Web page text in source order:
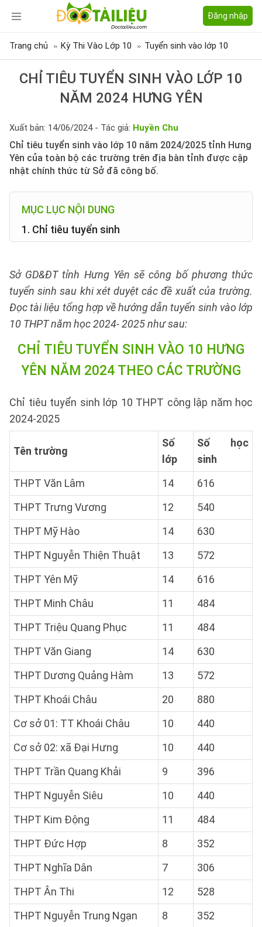
Đăng nhập
Trang chủ Kỳ Thi Vào Lớp 10 Tuyển sinh vào lớp 10
CHỈ TIÊU TUYỂN SINH VÀO LỚP 10
NĂM 2024 HƯNG YÊN
Xuất bản: 14/06/2024 - Tác giả: Huyền Chu
Chỉ tiêu tuyển sinh vào lớp 10 năm 2024/2025 tỉnh Hưng
Yên của toàn bộ các trường trên địa bàn tỉnh được cập
nhật chính thức từ Sở đã công bố.
MỤC LỤC NỘI DUNG
1. Chỉ tiêu tuyển sinh
Sở GD&ĐT tỉnh Hưng Yên sẽ công bố phương thức
tuyển sinh sau khi xét duyệt các đề xuất của trường.
Đọc tài liệu tổng hợp về hướng dẫn tuyển sinh vào lớp
10 THPT năm học 2024- 2025 như sau:
CHỈ TIÊU TUYỂN SINH VÀO 10 HƯNG
YÊN NĂM 2024 THEO CÁC TRƯỜNG
Chỉ tiêu tuyển sinh lớp 10 THPT công lập năm học
2024-2025
Tên trường
Số
lớp
Số học
sinh
THPT Văn Lâm
14
616
THPT Trưng Vương
12
540
THPT Mỹ Hào
14
630
THPT Nguyễn Thiện Thuật
13
572
THPT Yên Mỹ
14
616
THPT Minh Châu
11
484
THPT Triệu Quang Phục
11
484
THPT Văn Giang
14
630
THPT Dương Quảng Hàm
13
572
THPT Khoái Châu
20
880
Cơ sở 01: TT Khoái Châu
10
440
Cơ sở 02: xã Đại Hưng
10
440
THPT Trần Quang Khải
9
396
THPT Nguyễn Siêu
10
440
THPT Kim Động
11
484
THPT Đức Hợp
8
352
THPT Nghĩa Dân
7
306
THPT Ân Thi
12
528
THPT Nguyễn Trung Ngạn
8
352